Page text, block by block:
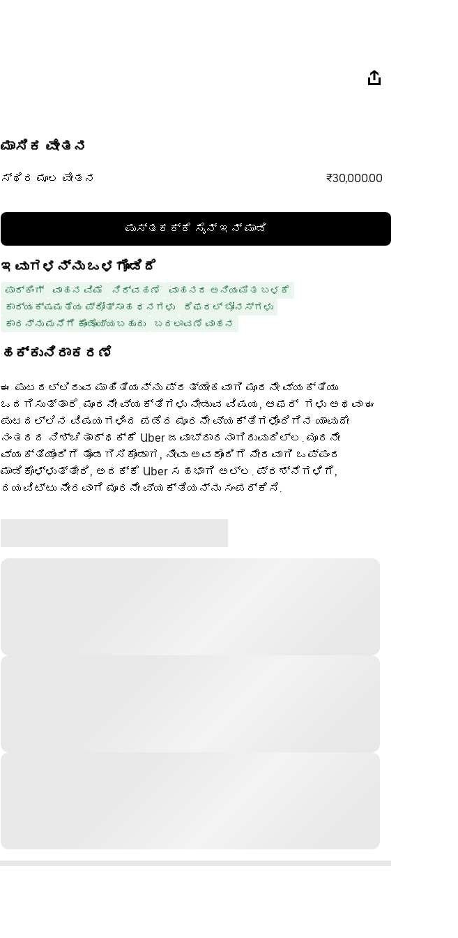
ಮಾಸಿಕ ವೇತನ
ಸ್ಥಿರ ಮೂಲ ವೇತನ ₹30,000.00
ಪುಸ್ತಕಕ್ಕೆ ಸೈನ್ ಇನ್ ಮಾಡಿ
ಇವುಗಳನ್ನು ಒಳಗೊಂಡಿದೆ
ಪಾರ್ಕಿಂಗ್ ವಾಹನ ವಿಮೆ ನಿರ್ವಹಣೆ
ವಾಹನದ ಅನಿಯಮಿತ ಬಳಕೆ
ಕಾರ್ಯಕ್ಷಮತೆಯ ಪ್ರೋತ್ಸಾಹ ಧನಗಳು
ರೆಫರಲ್ ಬೋನಸ್‌ಗಳು
ಕಾರನ್ನು ಮನೆಗೆ ಕೊಂಡೊಯ್ಯಬಹುದು
ಬದಲಾವಣೆ ವಾಹನ
ಹಕ್ಕುನಿರಾಕರಣೆ
ಈ ಪುಟದಲ್ಲಿರುವ ಮಾಹಿತಿಯನ್ನು ಪ್ರತ್ಯೇಕವಾಗಿ ಮೂರನೇ ವ್ಯಕ್ತಿಯು
ಒದಗಿಸುತ್ತಾರೆ. ಮೂರನೇ ವ್ಯಕ್ತಿಗಳು ನೀಡುವ ವಿಷಯ, ಆಫರ್ ‌ ಗಳು ಅಥವಾ ಈ
ಪುಟದಲ್ಲಿನ ವಿಷಯಗಳಿಂದ ಪಡೆದ ಮೂರನೇ ವ್ಯಕ್ತಿಗಳೊಂದಿಗಿನ ಯಾವುದೇ
ನಂತರದ ನಿಶ್ಚಿತಾರ್ಥಕ್ಕೆ Uber ಜವಾಬ್ದಾರನಾಗಿರುವುದಿಲ್ಲ. ಮೂರನೇ
ವ್ಯಕ್ತಿಯೊಂದಿಗೆ ತೊಡಗಿಸಿಕೊಂಡಾಗ, ನೀವು ಅವರೊಂದಿಗೆ ನೇರವಾಗಿ ಒಪ್ಪಂದ
ಮಾಡಿಕೊಳ್ಳುತ್ತೀರಿ, ಅದಕ್ಕೆ Uber ಸಹಭಾಗಿ ಅಲ್ಲ. ಪ್ರಶ್ನೆಗಳಿಗೆ,
ದಯವಿಟ್ಟು ನೇರವಾಗಿ ಮೂರನೇ ವ್ಯಕ್ತಿಯನ್ನು ಸಂಪರ್ಕಿಸಿ.